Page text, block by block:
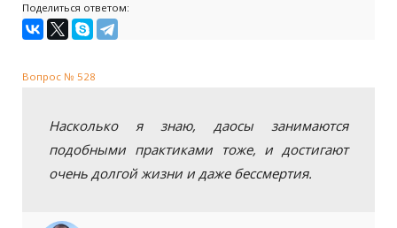
Поделиться ответом:
Вопрос № 528
Насколько я знаю, даосы занимаются
подобными практиками тоже, и достигают
очень долгой жизни и даже бессмертия.